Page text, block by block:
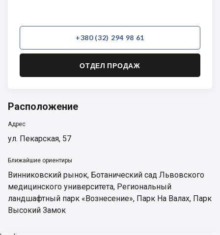
+380 (32) 294 98 61
ОТДЕЛ ПРОДАЖ
Расположение
Адрес
ул. Пекарская, 57
Ближайшие ориентиры
Винниковский рынок, Ботанический сад Львовского
медицинского университета, Региональный
ландшафтный парк «Вознесение», Парк На Валах, Парк
Высокий Замок